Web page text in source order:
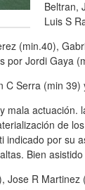
Beltran,
Luis S
(min.40),
por Jordi Gaya
Serra (min
mala
de
por su
Bien
Jose R